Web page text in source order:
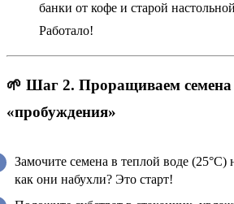
банки от кофе и старой
Работало!
🌱 Шаг 2. Проращиваем семена
«пробуждения»
Замочите семена в теплой воде (25°C)
как они набухли? Это старт!